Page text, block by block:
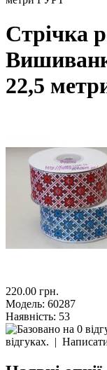
Стрічка
22,5
220.00 грн.
Модель: 60287
Наявність: 53
відгуках. |